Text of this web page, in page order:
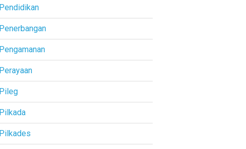
Pendidikan
Penerbangan
Pengamanan
Perayaan
Pileg
Pilkada
Pilkades